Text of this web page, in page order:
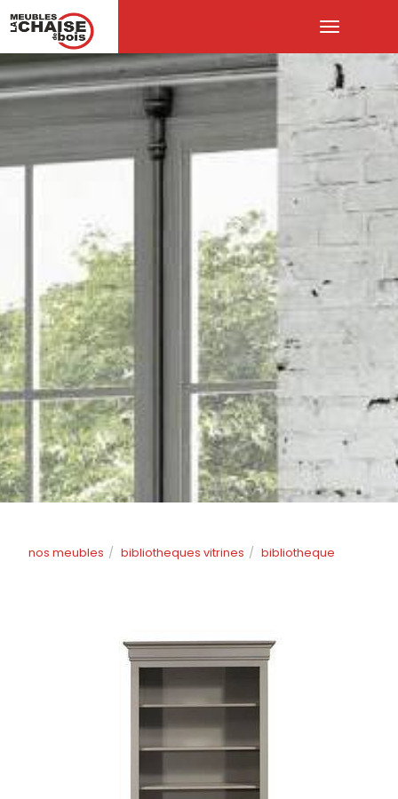
Ouvrir
le
menu
nos meubles bibliotheques vitrines bibliotheque